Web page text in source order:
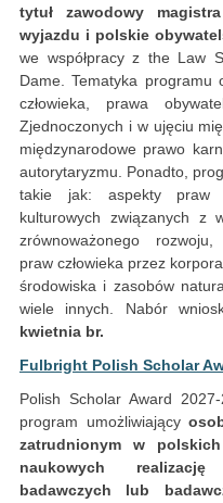
tytuł zawodowy
wyjazdu i polskie
we współpracy z the Law
Dame. Tematyka programu
człowieka, prawa
Zjednoczonych i w ujęciu
międzynarodowe prawo
autorytaryzmu. Ponadto,
takie jak: aspekty praw
kulturowych związanych z
zrównoważonego
praw człowieka przez
środowiska i zasobów
wiele innych. Nabór
kwietnia br.
Fulbright Polish Scholar
Polish Scholar Award
program umożliwiający
zatrudnionym w
naukowych
badawczych lub